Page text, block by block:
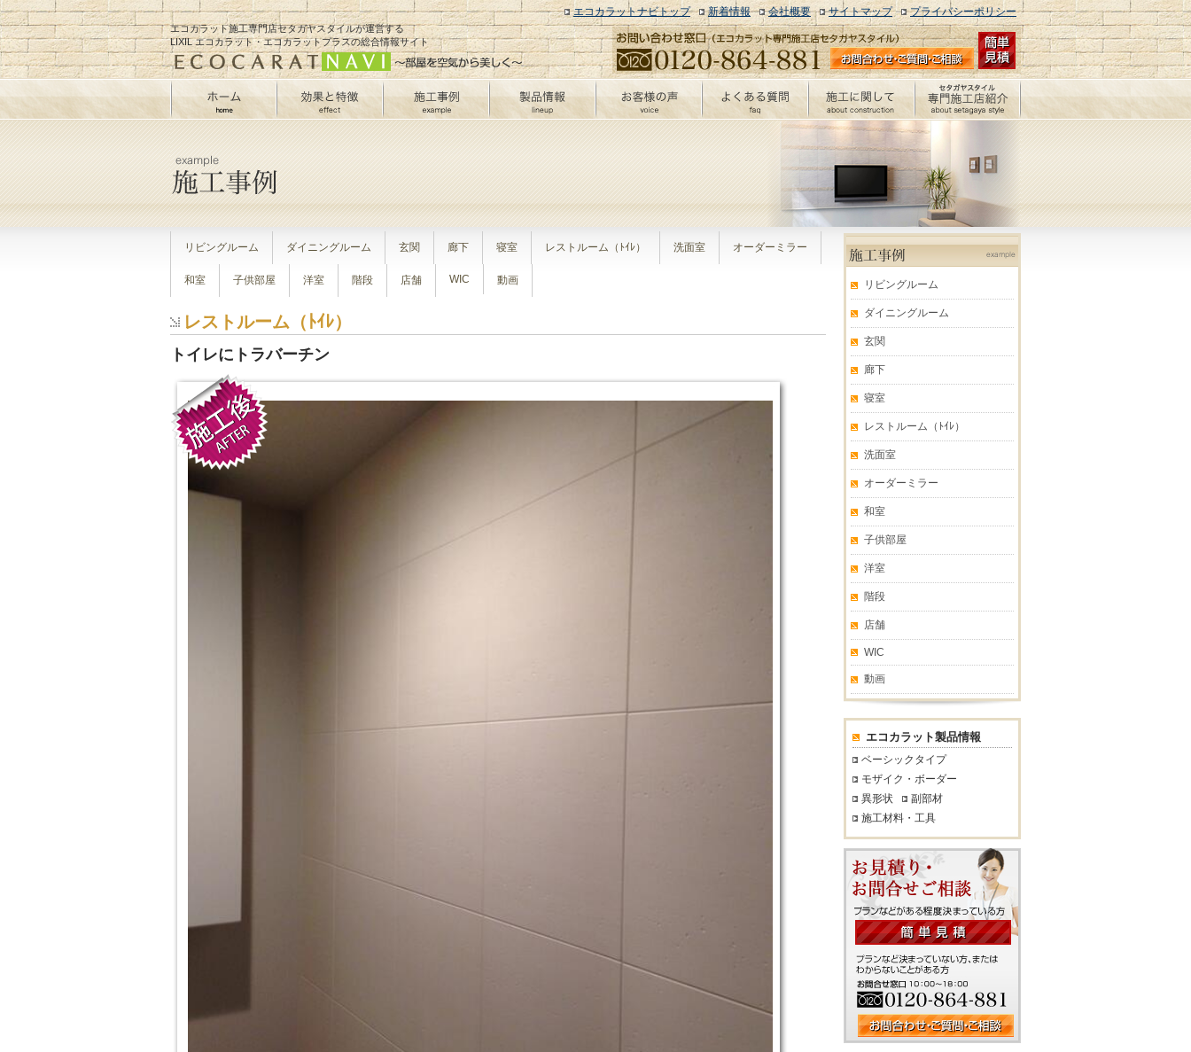
エコカラット施工専門店セタガヤスタイルが運営する
LIXIL エコカラット・エコカラットプラスの総合情報サイト
プライバシーポリシー
サイトマップ
会社概要
新着情報
エコカラットナビトップ
リビングルーム ダイニングルーム 玄関 廊下 寝室 レストルーム（ﾄｲﾚ） 洗面室 オーダーミラー
和室 子供部屋 洋室 階段 店舗 WIC 動画
レストルーム（ﾄｲﾚ）
トイレにトラバーチン
リビングルーム
ダイニングルーム
玄関
廊下
寝室
レストルーム（ﾄｲﾚ）
洗面室
オーダーミラー
和室
子供部屋
洋室
階段
店舗
WIC
動画
エコカラット製品情報
ベーシックタイプ
モザイク・ボーダー
異形状
副部材
施工材料・工具